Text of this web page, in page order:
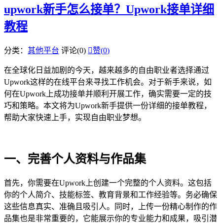
upwork新手怎么接单？Upwork接单详细
教程
分类： 其他平台 评论(0) 赞(0)
在全球化日益加剧的今天，越来越多的自由职业者选择通过
Upwork这样的在线平台来寻找工作机会。对于新手来说，如
何在Upwork上成功接单并顺利开展工作，确实需要一定的技
巧和策略。本文将为Upwork新手提供一份详细的接单教程，
帮助大家快速上手，实现自由职业梦想。
一、完善个人资料与作品集
首先，你需要在Upwork上创建一个完整的个人资料。这包括
你的个人简介、技能标签、教育背景和工作经验等。务必确保
这些信息真实、准确且吸引人。同时，上传一份精心制作的作
品集也是非常重要的，它能展示你的专业能力和成果，吸引潜